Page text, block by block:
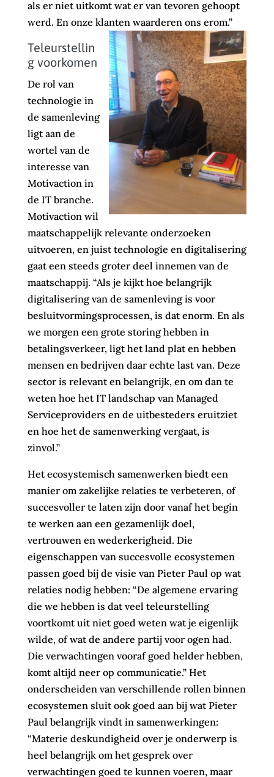
als er niet uitkomt wat er van tevoren gehoopt
werd. En onze klanten waarderen ons erom.”
Teleurstellin
g voorkomen
De rol van
technologie in
de samenleving
ligt aan de
wortel van de
interesse van
Motivaction in
de IT branche.
Motivaction wil
maatschappelijk relevante onderzoeken
uitvoeren, en juist technologie en digitalisering
gaat een steeds groter deel innemen van de
maatschappij. “Als je kijkt hoe belangrijk
digitalisering van de samenleving is voor
besluitvormingsprocessen, is dat enorm. En als
we morgen een grote storing hebben in
betalingsverkeer, ligt het land plat en hebben
mensen en bedrijven daar echte last van. Deze
sector is relevant en belangrijk, en om dan te
weten hoe het IT landschap van Managed
Serviceproviders en de uitbesteders eruitziet
en hoe het de samenwerking vergaat, is
zinvol.”
Het ecosystemisch samenwerken biedt een
manier om zakelijke relaties te verbeteren, of
succesvoller te laten zijn door vanaf het begin
te werken aan een gezamenlijk doel,
vertrouwen en wederkerigheid. Die
eigenschappen van succesvolle ecosystemen
passen goed bij de visie van Pieter Paul op wat
relaties nodig hebben: “De algemene ervaring
die we hebben is dat veel teleurstelling
voortkomt uit niet goed weten wat je eigenlijk
wilde, of wat de andere partij voor ogen had.
Die verwachtingen vooraf goed helder hebben,
komt altijd neer op communicatie.” Het
onderscheiden van verschillende rollen binnen
ecosystemen sluit ook goed aan bij wat Pieter
Paul belangrijk vindt in samenwerkingen:
“Materie deskundigheid over je onderwerp is
heel belangrijk om het gesprek over
verwachtingen goed te kunnen voeren, maar